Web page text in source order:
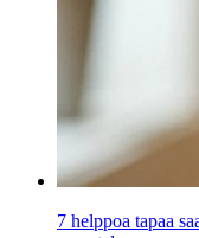
7 helppoa tapaa